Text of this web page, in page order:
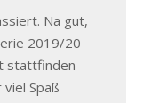
Na gut,
2019/20
stattfinden
Spaß